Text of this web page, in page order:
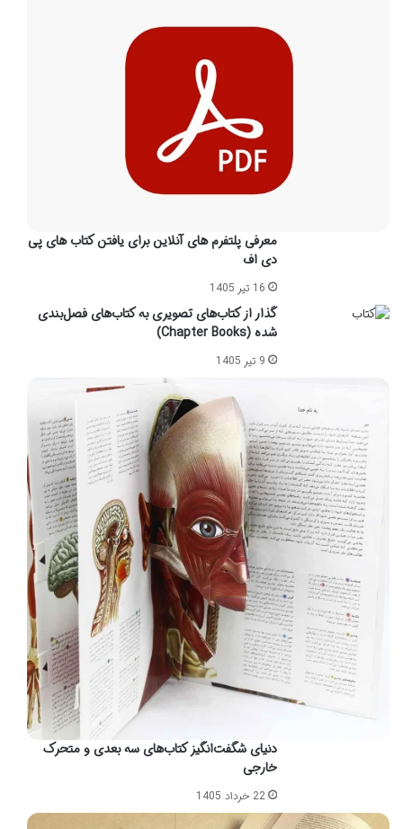
معرفی پلتفرم های آنلاین برای یافتن کتاب های پی
دی اف
16 تیر 1405
گذار از کتاب‌های تصویری به کتاب‌های فصل‌بندی
شده (Chapter Books)
9 تیر 1405
دنیای شگفت‌انگیز کتاب‌های سه بعدی و متحرک
خارجی
22 خرداد 1405